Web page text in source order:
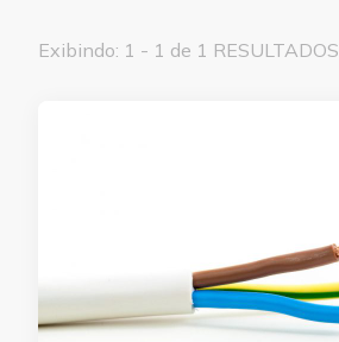
Exibindo: 1 - 1 de 1 RESULTADOS